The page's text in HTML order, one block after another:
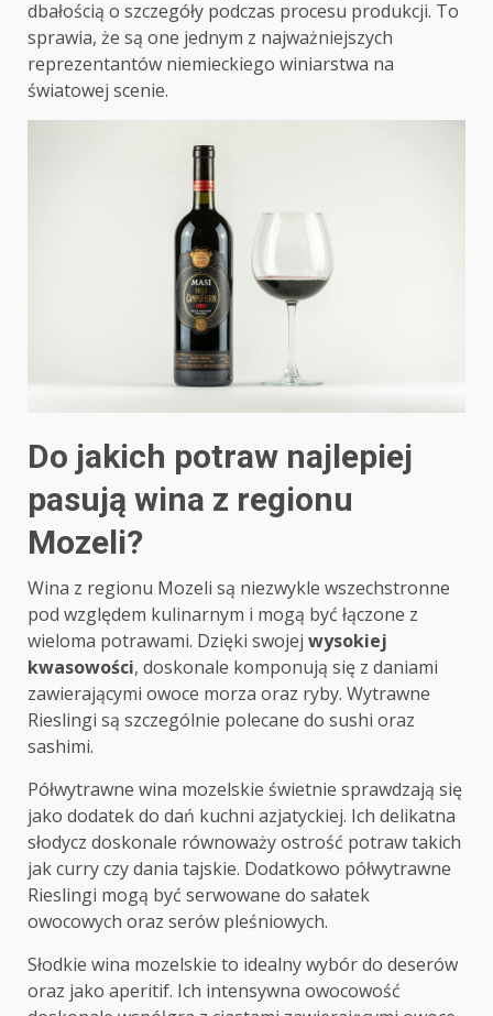
dbałością o szczegóły podczas procesu produkcji. To
sprawia, że są one jednym z najważniejszych
reprezentantów niemieckiego winiarstwa na
światowej scenie.
Do jakich potraw najlepiej
pasują wina z regionu
Mozeli?
Wina z regionu Mozeli są niezwykle wszechstronne
pod względem kulinarnym i mogą być łączone z
wieloma potrawami. Dzięki swojej wysokiej
kwasowości, doskonale komponują się z daniami
zawierającymi owoce morza oraz ryby. Wytrawne
Rieslingi są szczególnie polecane do sushi oraz
sashimi.
Półwytrawne wina mozelskie świetnie sprawdzają się
jako dodatek do dań kuchni azjatyckiej. Ich delikatna
słodycz doskonale równoważy ostrość potraw takich
jak curry czy dania tajskie. Dodatkowo półwytrawne
Rieslingi mogą być serwowane do sałatek
owocowych oraz serów pleśniowych.
Słodkie wina mozelskie to idealny wybór do deserów
oraz jako aperitif. Ich intensywna owocowość